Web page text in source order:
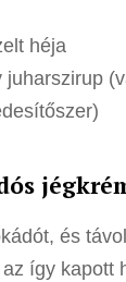
héja
és
így kapott